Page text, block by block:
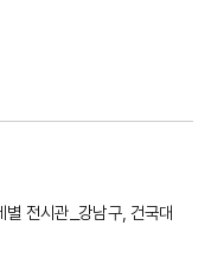
전시관_강남구, 건국대